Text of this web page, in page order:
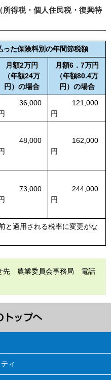
得税・個人住民税・復興特
った保険料別の年間節税額
月額2万円
（年額24万
円）の場合
月額6．7万円
（年額80.4万
円）の場合
36,000
121,000
円
48,000
162,000
円
73,000
244,000
円
と適用される税率に変更がな
先 農業委員会事務局 電話
ィ